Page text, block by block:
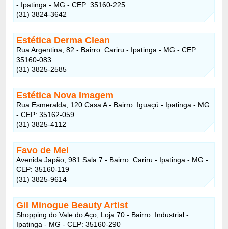
- Ipatinga - MG - CEP: 35160-225
(31) 3824-3642
Estética Derma Clean
Rua Argentina, 82 - Bairro: Cariru - Ipatinga - MG - CEP:
35160-083
(31) 3825-2585
Estética Nova Imagem
Rua Esmeralda, 120 Casa A - Bairro: Iguaçú - Ipatinga - MG
- CEP: 35162-059
(31) 3825-4112
Favo de Mel
Avenida Japão, 981 Sala 7 - Bairro: Cariru - Ipatinga - MG -
CEP: 35160-119
(31) 3825-9614
Gil Minogue Beauty Artist
Shopping do Vale do Aço, Loja 70 - Bairro: Industrial -
Ipatinga - MG - CEP: 35160-290